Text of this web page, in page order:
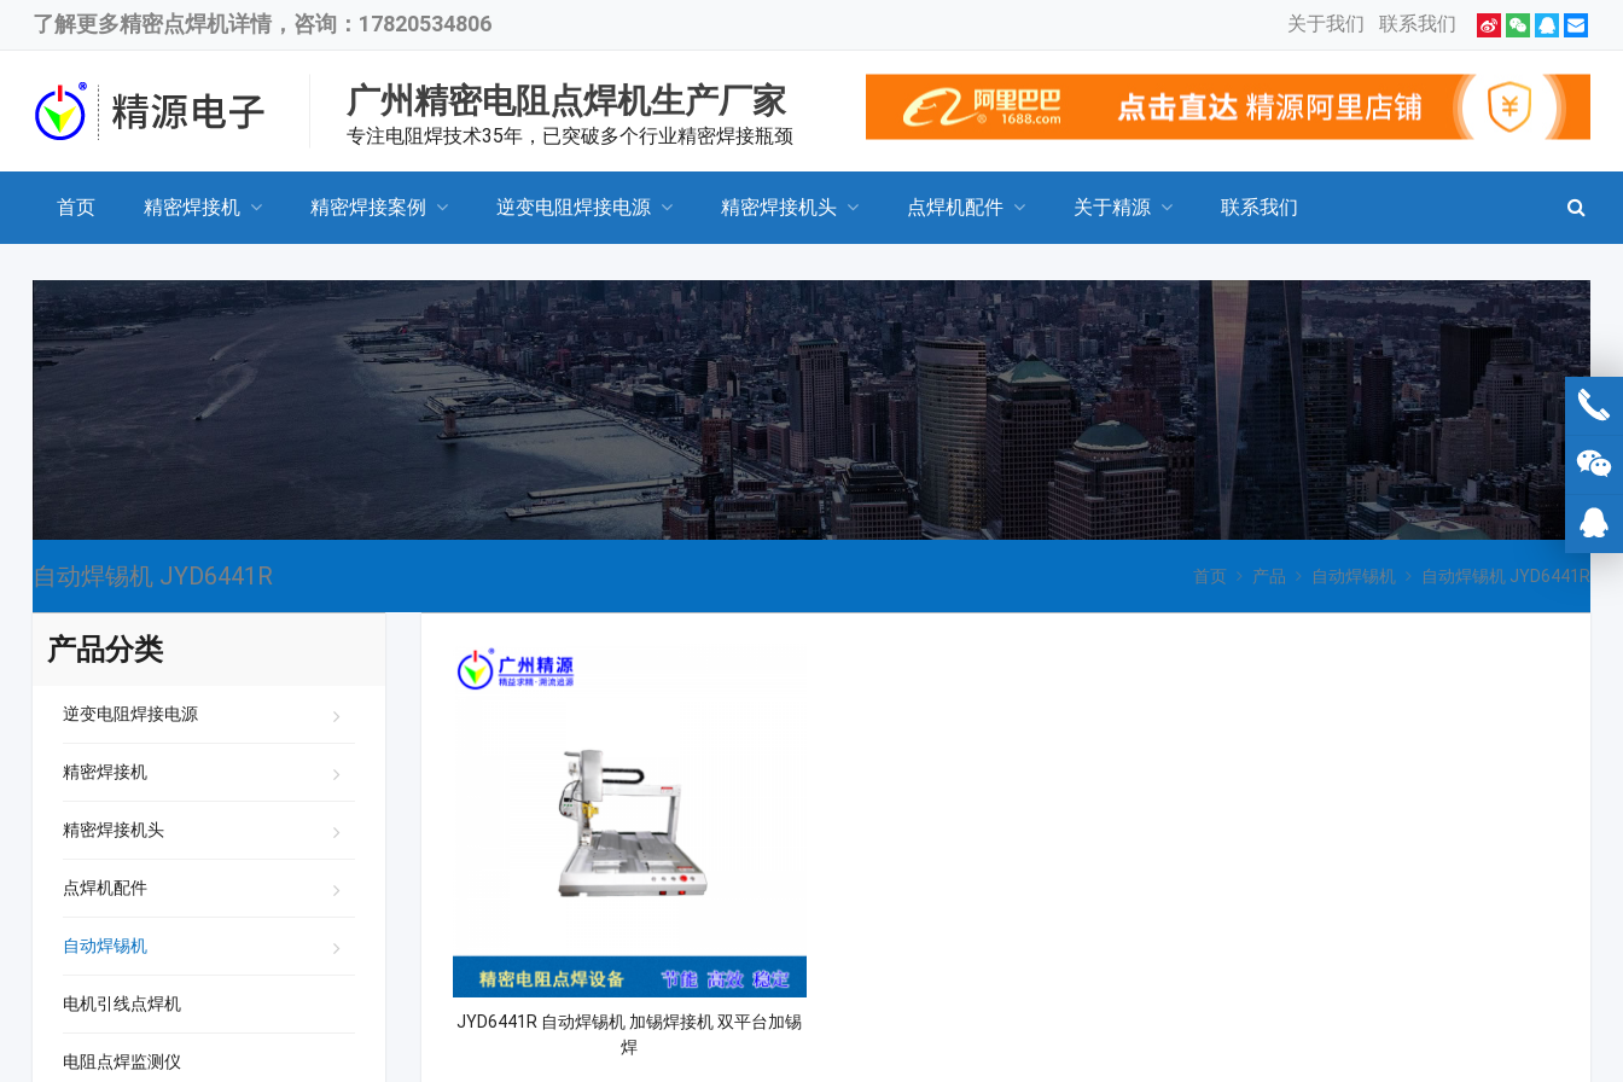
了解更多精密点焊机详情，咨询：17820534806 关于我们 联系我们
广州精密电阻点焊机生产厂家
专注电阻焊技术35年，已突破多个行业精密焊接瓶颈
首页 精密焊接机 精密焊接案例 逆变电阻焊接电源 精密焊接机头 点焊机配件 关于精源 联系我们
自动焊锡机 JYD6441R 首页 产品 自动焊锡机 自动焊锡机 JYD6441R
JYD6441R 自动焊锡机 加锡焊接机 双平台加锡
焊
产品分类
逆变电阻焊接电源
精密焊接机
精密焊接机头
点焊机配件
自动焊锡机
电机引线点焊机
电阻点焊监测仪